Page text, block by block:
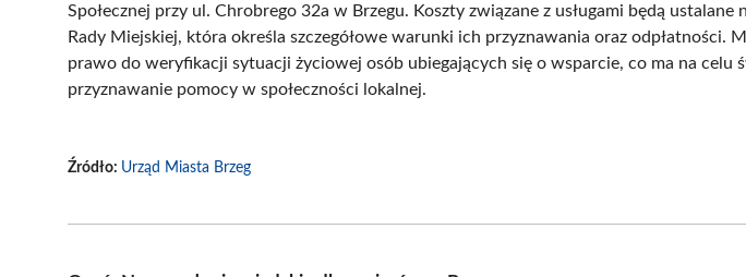
Społecznej przy ul. Chrobrego 32a w Brzegu. Koszty związane z usługami będą ustalane
Rady Miejskiej, która określa szczegółowe warunki ich przyznawania oraz odpłatności.
prawo do weryfikacji sytuacji życiowej osób ubiegających się o wsparcie, co ma na celu
przyznawanie pomocy w społeczności lokalnej.
Źródło: Urząd Miasta Brzeg